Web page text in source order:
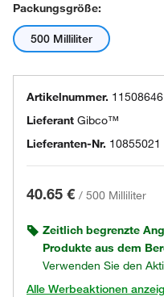
Packungsgröße:
500 Milliliter
Artikelnummer. 11508646
Lieferant Gibco™
Lieferanten-Nr. 10855021
40.65 € / 500 Milliliter
Zeitlich begrenzte
Produkte aus dem
Verwenden Sie den
Alle Werbeaktionen